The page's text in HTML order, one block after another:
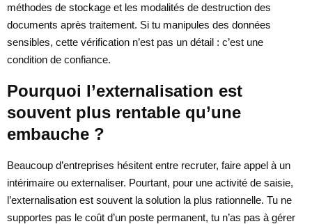
méthodes de stockage et les modalités de destruction des
documents après traitement. Si tu manipules des données
sensibles, cette vérification n’est pas un détail : c’est une
condition de confiance.
Pourquoi l’externalisation est
souvent plus rentable qu’une
embauche ?
Beaucoup d’entreprises hésitent entre recruter, faire appel à un
intérimaire ou externaliser. Pourtant, pour une activité de saisie,
l’externalisation est souvent la solution la plus rationnelle. Tu ne
supportes pas le coût d’un poste permanent, tu n’as pas à gérer